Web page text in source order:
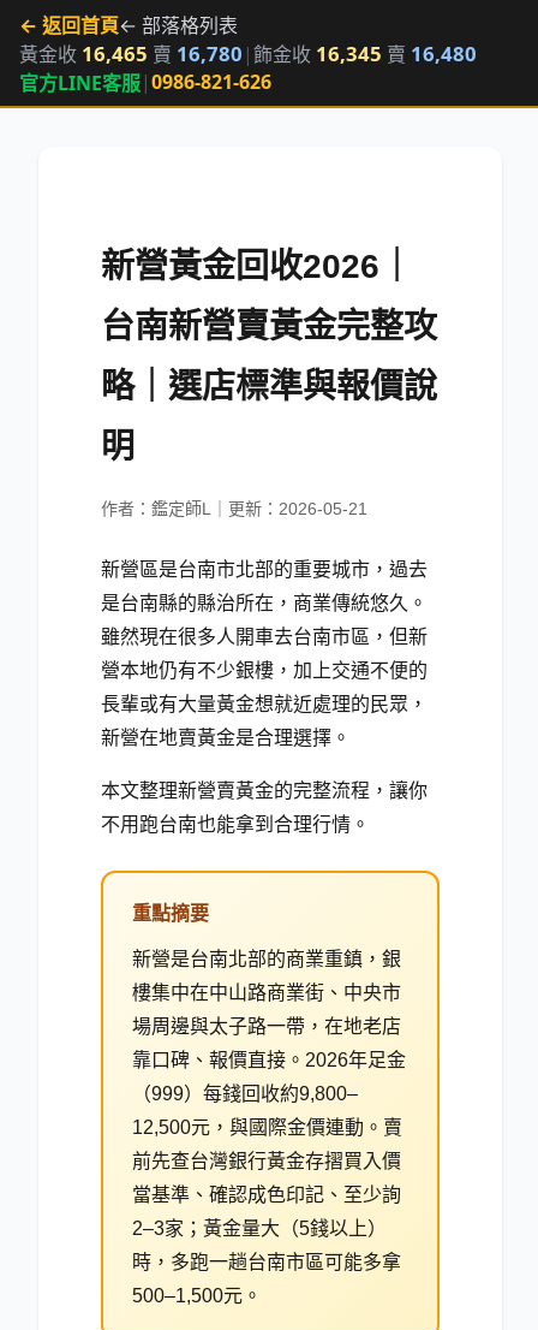
← 返回首頁← 部落格列表
黃金收 16,465 賣 16,780 |飾金收 16,345 賣 16,480
官方LINE客服|0986-821-626
新營黃金回收2026｜
台南新營賣黃金完整攻
略｜選店標準與報價說
明
作者：鑑定師L｜更新：2026-05-21
新營區是台南市北部的重要城市，過去
是台南縣的縣治所在，商業傳統悠久。
雖然現在很多人開車去台南市區，但新
營本地仍有不少銀樓，加上交通不便的
長輩或有大量黃金想就近處理的民眾，
新營在地賣黃金是合理選擇。
本文整理新營賣黃金的完整流程，讓你
不用跑台南也能拿到合理行情。
重點摘要
新營是台南北部的商業重鎮，銀
樓集中在中山路商業街、中央市
場周邊與太子路一帶，在地老店
靠口碑、報價直接。2026年足金
（999）每錢回收約9,800–
12,500元，與國際金價連動。賣
前先查台灣銀行黃金存摺買入價
當基準、確認成色印記、至少詢
2–3家；黃金量大（5錢以上）
時，多跑一趟台南市區可能多拿
500–1,500元。